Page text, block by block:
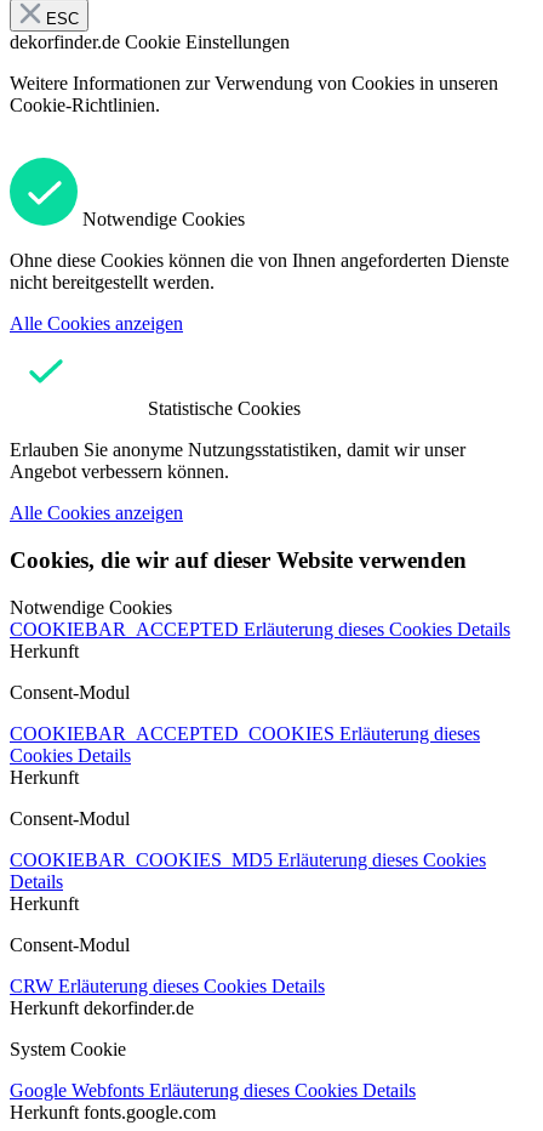
ESC
dekorfinder.de Cookie Einstellungen
Weitere Informationen zur Verwendung von Cookies in unseren
Cookie-Richtlinien.
Notwendige Cookies
Ohne diese Cookies können die von Ihnen angeforderten Dienste
nicht bereitgestellt werden.
Alle Cookies anzeigen
Statistische Cookies
Erlauben Sie anonyme Nutzungsstatistiken, damit wir unser
Angebot verbessern können.
Alle Cookies anzeigen
Cookies, die wir auf dieser Website verwenden
Notwendige Cookies
COOKIEBAR_ACCEPTED Erläuterung dieses Cookies Details
Herkunft
Consent-Modul
COOKIEBAR_ACCEPTED_COOKIES Erläuterung dieses
Cookies Details
Herkunft
Consent-Modul
COOKIEBAR_COOKIES_MD5 Erläuterung dieses Cookies
Details
Herkunft
Consent-Modul
CRW Erläuterung dieses Cookies Details
Herkunft dekorfinder.de
System Cookie
Google Webfonts Erläuterung dieses Cookies Details
Herkunft fonts.google.com